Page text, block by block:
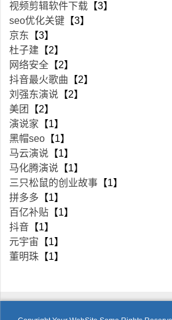
视频剪辑软件下载 【3】
seo优化关键 【3】
京东 【3】
杜子建 【2】
网络安全 【2】
抖音最火歌曲 【2】
刘强东演说 【2】
美团
【2】
演说家 【1】
黑帽seo 【1】
马云演说 【1】
马化腾演说 【1】
三只松鼠的创业故事 【1】
拼多多 【1】
百亿补贴 【1】
抖音 【1】
元宇宙 【1】
董明珠 【1】